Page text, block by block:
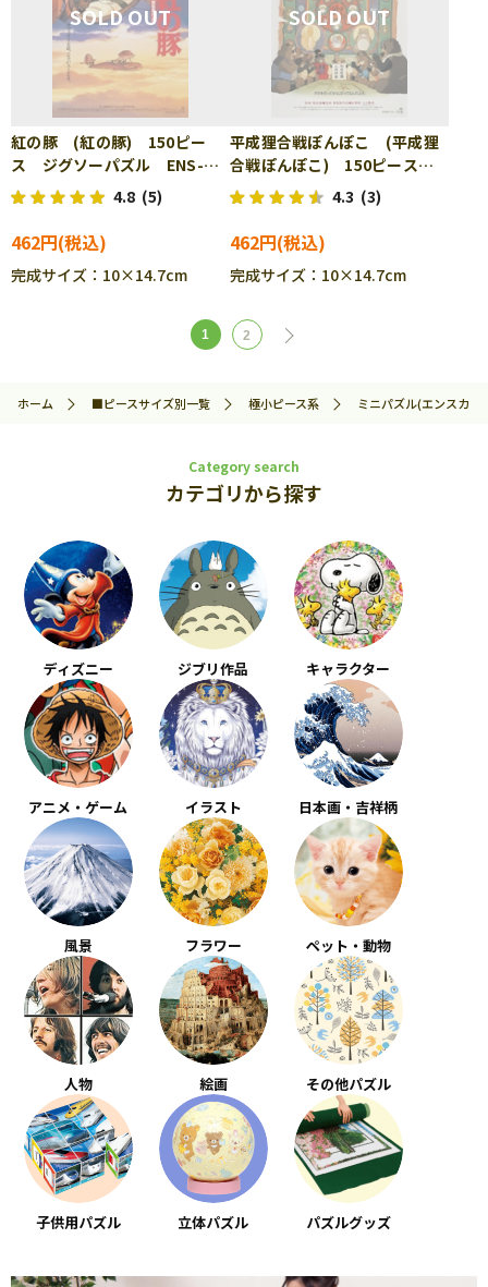
紅の豚 (紅の豚) 150ピー
ス ジグソーパズル ENS-
150-G31
4.8 (5)
462円
完成サイズ：10×14.7cm
平成狸合戦ぽんぽこ (平成狸
合戦ぽんぽこ) 150ピース
ジグソーパズル ENS-150-
G32
4.3 (3)
462円
完成サイズ：10×14.7cm
1 2
ホーム ■ピースサイズ別一覧 極小ピース系 ミニパズル(エンスカイ)
Category search
カテゴリから探す
ディズニー ジブリ作品 キャラクター
アニメ・ゲーム イラスト 日本画・吉祥柄
風景 フラワー ペット・動物
人物 絵画 その他パズル
子供用パズル 立体パズル パズルグッズ